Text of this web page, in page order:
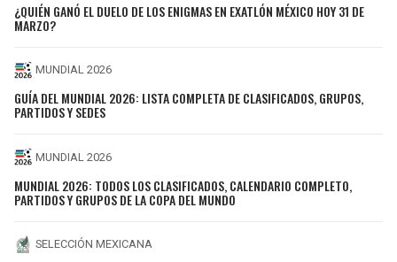
¿QUIÉN GANÓ EL DUELO DE LOS ENIGMAS EN EXATLÓN MÉXICO HOY 31 DE
MARZO?
MUNDIAL 2026
GUÍA DEL MUNDIAL 2026: LISTA COMPLETA DE CLASIFICADOS, GRUPOS,
PARTIDOS Y SEDES
MUNDIAL 2026
MUNDIAL 2026: TODOS LOS CLASIFICADOS, CALENDARIO COMPLETO,
PARTIDOS Y GRUPOS DE LA COPA DEL MUNDO
SELECCIÓN MEXICANA